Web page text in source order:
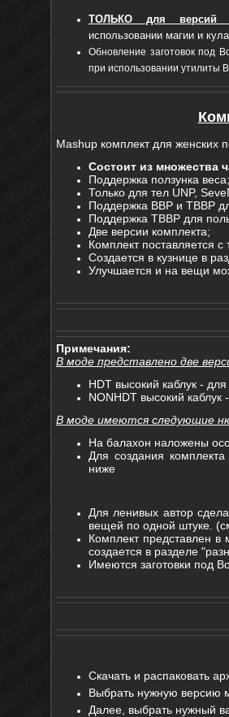
ТОЛЬКО для версий
использовании магии и
Обновление заготовок под
при использовании утилиты
Mashup комплект для женских
Состоит из множества
Поддержка ползунка веса;
Только для тел UNP,
Поддержка BBP и TBBP
Поддержка TBBP для
Две версии комплекта;
Комплект поставляется
Создается в кузнице в
Улучшается и на вещи
Примечания:
В моде представлено две
HDT высокий каблук -
NONHDT высокий каблук
В моде имеются следующие
На балахон наложены
Для создания
ниже
Для ленивых автор
вещей по одной штуке.
Комплект представлен
создается в разделе
Имеются заготовки под
Скачать и распаковать
Выбрать нужную версию
Далее, выбрать нужный